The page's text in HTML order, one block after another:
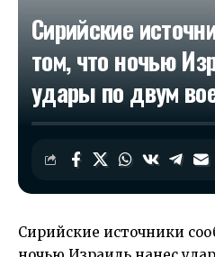
Сирийские
том, что ночью
удары по двум
Сирийские источники